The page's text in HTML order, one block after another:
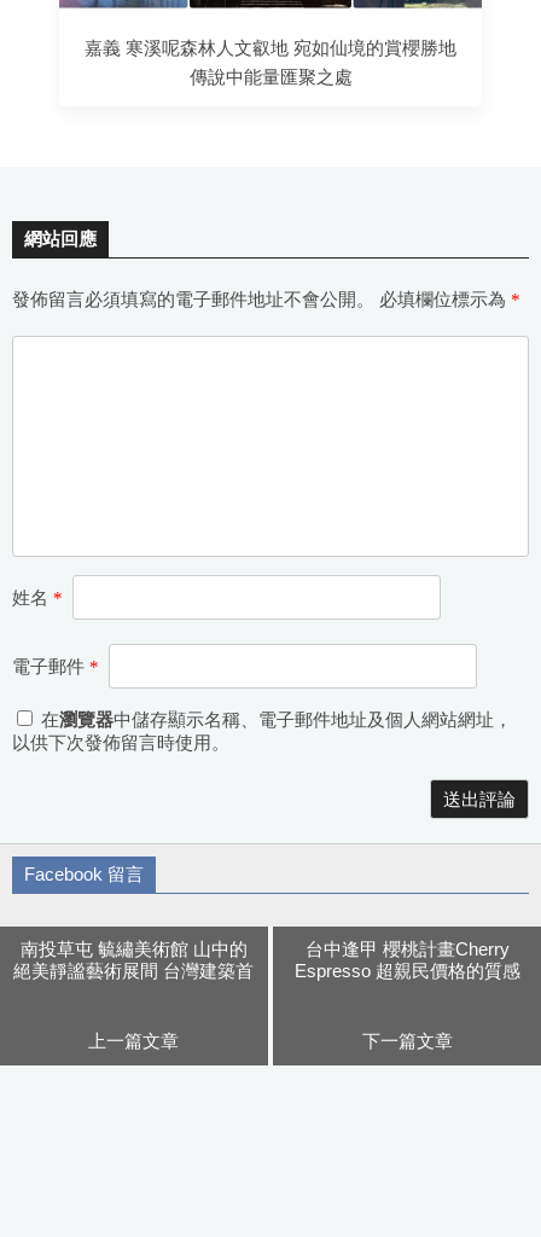
嘉義 寒溪呢森林人文叡地 宛如仙境的賞櫻勝地
傳說中能量匯聚之處
網站回應
發佈留言必須填寫的電子郵件地址不會公開。 必填欄位標示為 *
姓名 *
電子郵件 *
在瀏覽器中儲存顯示名稱、電子郵件地址及個人網站網址，
以供下次發佈留言時使用。
Facebook 留言
南投草屯 毓繡美術館 山中的
絕美靜謐藝術展間 台灣建築首
上一篇文章
台中逢甲 櫻桃計畫Cherry
Espresso 超親民價格的質感
下一篇文章